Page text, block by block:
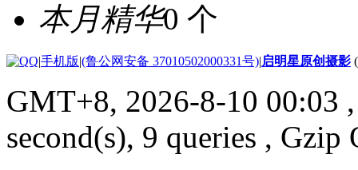
本月精华0 个
|手机版|(鲁公网安备 37010502000331号)|启明星原创摄影
GMT+8, 2026-8-10 00:03
second(s), 9 queries , Gzip